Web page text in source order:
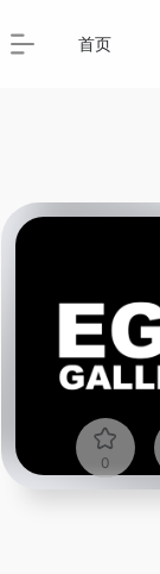
首页
0